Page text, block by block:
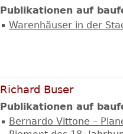
Publikationen auf
Warenhäuser in der
Richard Buser
Publikationen auf
Bernardo Vittone –